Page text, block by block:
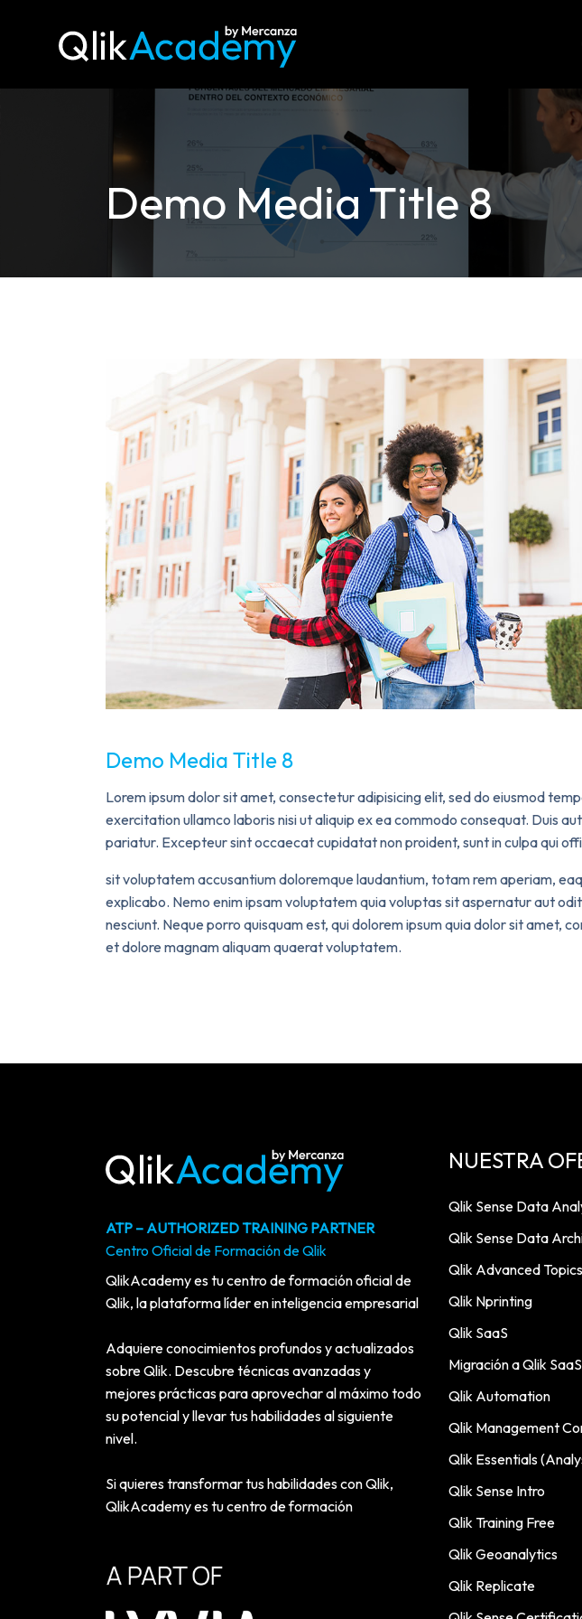
Demo Media Title 8
Demo Media Title 8
Lorem ipsum dolor sit amet, consectetur adipisicing elit, sed do eiusmod
exercitation ullamco laboris nisi ut aliquip ex ea commodo consequat. Duis
pariatur. Excepteur sint occaecat cupidatat non proident, sunt in culpa qui
sit voluptatem accusantium doloremque laudantium, totam rem aperiam,
explicabo. Nemo enim ipsam voluptatem quia voluptas sit aspernatur aut
nesciunt. Neque porro quisquam est, qui dolorem ipsum quia dolor sit amet,
et dolore magnam aliquam quaerat voluptatem.
ATP – AUTHORIZED TRAINING PARTNER
Centro Oficial de Formación de Qlik
QlikAcademy es tu centro de formación oficial de
Qlik, la plataforma líder en inteligencia empresarial
Adquiere conocimientos profundos y actualizados
sobre Qlik. Descubre técnicas avanzadas y
mejores prácticas para aprovechar al máximo todo
su potencial y llevar tus habilidades al siguiente
nivel.
Si quieres transformar tus habilidades con Qlik,
QlikAcademy es tu centro de formación
NUESTRA
Qlik Sense Data
Qlik Sense Data
Qlik Advanced
Qlik Nprinting
Qlik SaaS
Migración a Qlik SaaS
Qlik Automation
Qlik Management
Qlik Essentials
Qlik Sense Intro
Qlik Training Free
Qlik Geoanalytics
Qlik Replicate